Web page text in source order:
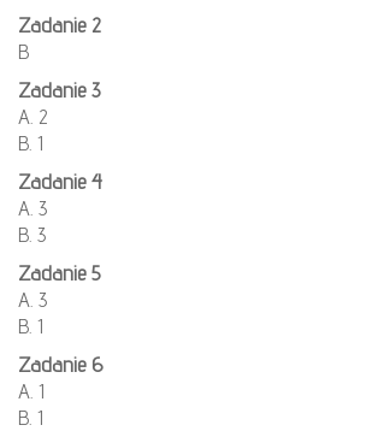
Zadanie 2
B
Zadanie 3
A. 2
B. 1
Zadanie 4
A. 3
B. 3
Zadanie 5
A. 3
B. 1
Zadanie 6
A. 1
B. 1